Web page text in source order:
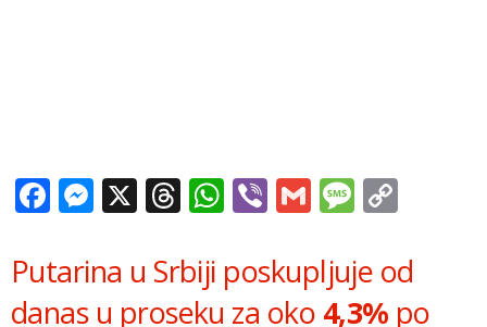
Facebook
Messenger
X Threads
WhatsApp
ViberGmail
Putarina u Srbiji poskupljuje od
danas u proseku za oko 4,3% po